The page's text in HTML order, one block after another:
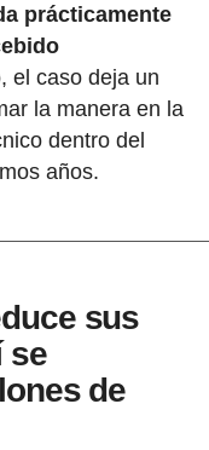
prácticamente
el caso deja un
la manera en la
dentro del
años.
sus
se
de